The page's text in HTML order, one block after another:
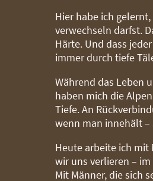
Hier habe ich
verwechseln darfst.
Härte. Und dass
immer durch tiefe
Während das Leben
haben mich die
Tiefe. An
wenn man innehält
Heute arbeite ich mit
wir uns verlieren –
Mit Männer, die sich